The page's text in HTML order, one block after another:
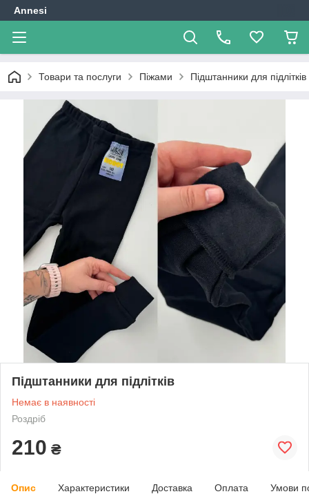
Annesi
Товари та послуги Піжами Підштанники для підлітків
Підштанники для підлітків
Немає в наявності
Роздріб
210 ₴
Опис Характеристики Доставка Оплата Умови